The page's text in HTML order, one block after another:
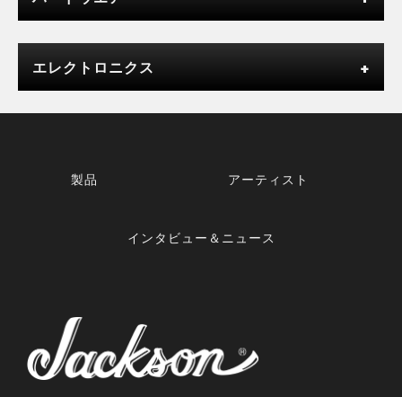
エレクトロニクス
製品 アーティスト
インタビュー＆ニュース